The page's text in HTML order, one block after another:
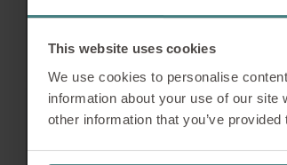
This website uses cookies
We use cookies to personalise
information about your use of our
other information that you’ve